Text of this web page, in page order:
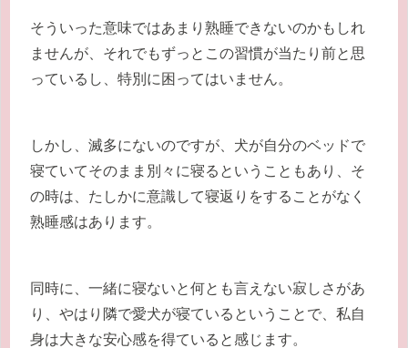
そういった意味ではあまり熟睡できないのかもしれ
ませんが、それでもずっとこの習慣が当たり前と思
っているし、特別に困ってはいません。
しかし、滅多にないのですが、犬が自分のベッドで
寝ていてそのまま別々に寝るということもあり、そ
の時は、たしかに意識して寝返りをすることがなく
熟睡感はあります。
同時に、一緒に寝ないと何とも言えない寂しさがあ
り、やはり隣で愛犬が寝ているということで、私自
身は大きな安心感を得ていると感じます。